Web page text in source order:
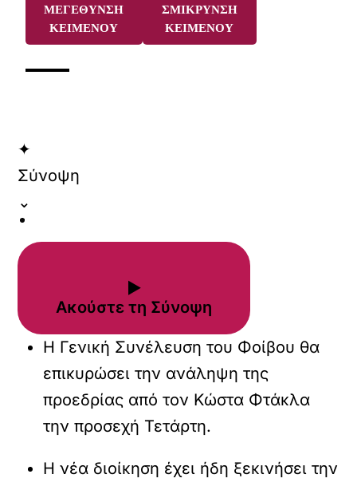
ΜΕΓΕΘΥΝΣΗ
ΚΕΙΜΕΝΟΥ
ΣΜΙΚΡΥΝΣΗ
ΚΕΙΜΕΝΟΥ
✦
Σύνοψη
⌄
▶
Ακούστε τη Σύνοψη
Η Γενική Συνέλευση του Φοίβου θα
επικυρώσει την ανάληψη της
προεδρίας από τον Κώστα Φτάκλα
την προσεχή Τετάρτη.
Η νέα διοίκηση έχει ήδη ξεκινήσει την